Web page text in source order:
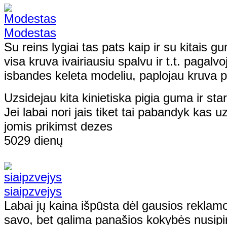
Modestas
Su reins lygiai tas pats kaip ir su kitais
visa kruva ivairiausiu spalvu ir t.t.
isbandes keleta modeliu, paplojau kruva
Uzsidejau kita kinietiska pigia guma ir
Jei labai nori jais tiket tai pabandyk kas
jomis prikimst dezes
5029 dienų
siaipzvejys
Labai jų kaina išpūsta dėl gausios
savo, bet galima panašios kokybės